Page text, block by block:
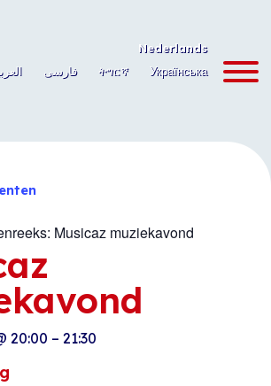
Nederlands
فارسی ትግርኛ Українська
Musicaz muziekavond
20:00 – 21:30